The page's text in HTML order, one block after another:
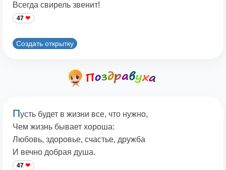
Всегда свирель звенит!
47
Создать открытку
Пусть будет в жизни все, что нужно,
Чем жизнь бывает хороша:
Любовь, здоровье, счастье, дружба
И вечно добрая душа.
47